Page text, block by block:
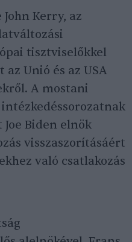
Kerry, az
tisztviselőkkel
Unió és az USA
A mostani
Biden elnök
visszaszorításáért
való csatlakozás